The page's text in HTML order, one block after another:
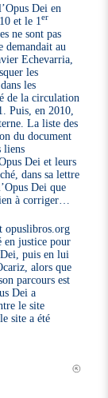
Dei en
et le 1er
ne sont pas
demandait au
Echevarria,
les
les
de la circulation
Puis, en 2010,
La liste des
du document
liens
Dei et leurs
dans sa lettre
Dei que
à corriger…
opuslibros.org
en justice pour
puis en lui
alors que
parcours est
Dei a
le site
site a été